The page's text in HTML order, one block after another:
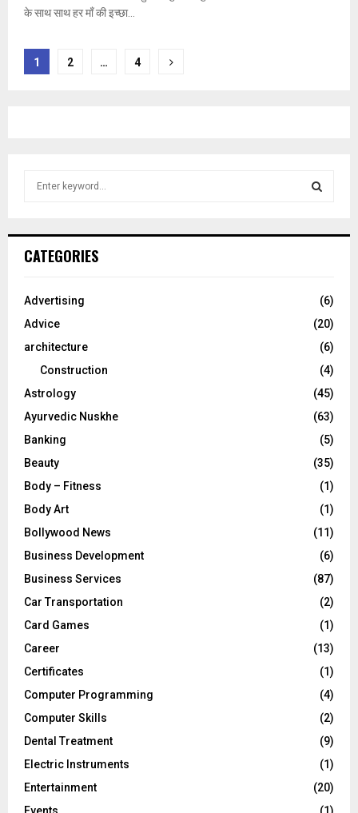
के साथ साथ हर माँ की इच्छा...
Posts
1 2 … 4
h
o
:
CATEGORIES
Advertising
(6)
Advice
(20)
architecture
(6)
Construction
(4)
Astrology
(45)
Ayurvedic Nuskhe
(63)
Banking
(5)
Beauty
(35)
Body – Fitness
(1)
Body Art
(1)
Bollywood News
(11)
Business Development
(6)
Business Services
(87)
Car Transportation
(2)
Card Games
(1)
Career
(13)
Certificates
(1)
Computer Programming
(4)
Computer Skills
(2)
Dental Treatment
(9)
Electric Instruments
(1)
Entertainment
(20)